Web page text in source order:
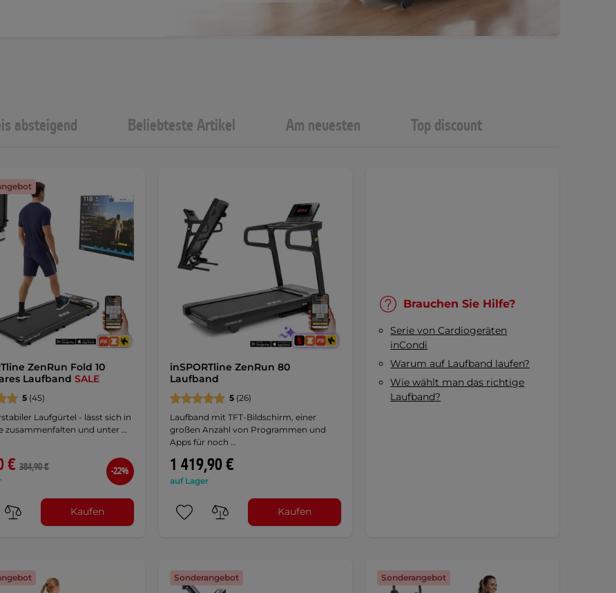
absteigend Beliebteste Artikel Am neuesten Top discount
ZenRun Fold 10
Laufband SALE
5 (45)
Laufgürtel - lässt sich in
zusammenfalten und unter …
€ 384,90 € -22%
Kaufen
inSPORTline ZenRun 80
Laufband
5(26)
Laufband mit TFT-Bildschirm, einer
großen Anzahl von Programmen und
Apps für noch …
1 419,90 €
auf Lager
Kaufen
Brauchen Sie Hilfe?
Serie von Cardiogeräten
inCondi
Warum auf Laufband laufen?
Wie wählt man das richtige
Laufband?
Sonderangebot Sonderangebot